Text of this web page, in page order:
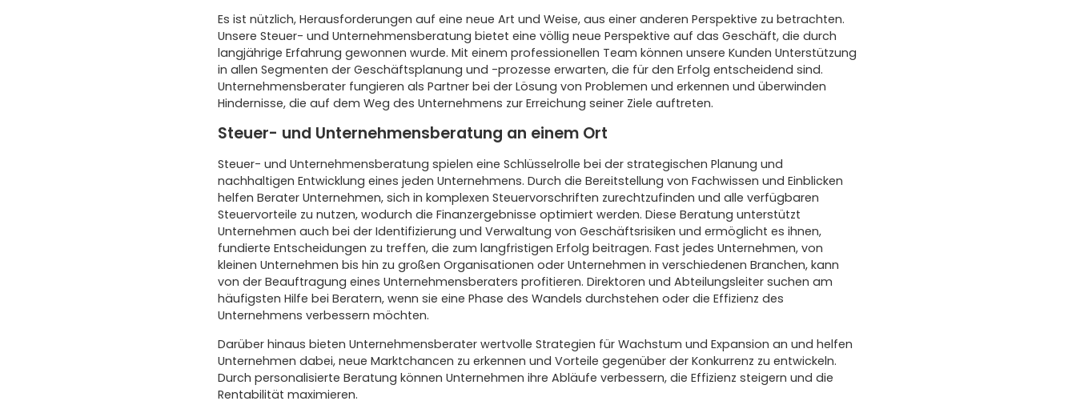
Es ist nützlich, Herausforderungen auf eine neue Art und Weise, aus einer anderen Perspektive zu betrachten.
Unsere Steuer- und Unternehmensberatung bietet eine völlig neue Perspektive auf das Geschäft, die durch
langjährige Erfahrung gewonnen wurde. Mit einem professionellen Team können unsere Kunden Unterstützung
in allen Segmenten der Geschäftsplanung und -prozesse erwarten, die für den Erfolg entscheidend sind.
Unternehmensberater fungieren als Partner bei der Lösung von Problemen und erkennen und überwinden
Hindernisse, die auf dem Weg des Unternehmens zur Erreichung seiner Ziele auftreten.
Steuer- und Unternehmensberatung an einem Ort
Steuer- und Unternehmensberatung spielen eine Schlüsselrolle bei der strategischen Planung und
nachhaltigen Entwicklung eines jeden Unternehmens. Durch die Bereitstellung von Fachwissen und Einblicken
helfen Berater Unternehmen, sich in komplexen Steuervorschriften zurechtzufinden und alle verfügbaren
Steuervorteile zu nutzen, wodurch die Finanzergebnisse optimiert werden. Diese Beratung unterstützt
Unternehmen auch bei der Identifizierung und Verwaltung von Geschäftsrisiken und ermöglicht es ihnen,
fundierte Entscheidungen zu treffen, die zum langfristigen Erfolg beitragen. Fast jedes Unternehmen, von
kleinen Unternehmen bis hin zu großen Organisationen oder Unternehmen in verschiedenen Branchen, kann
von der Beauftragung eines Unternehmensberaters profitieren. Direktoren und Abteilungsleiter suchen am
häufigsten Hilfe bei Beratern, wenn sie eine Phase des Wandels durchstehen oder die Effizienz des
Unternehmens verbessern möchten.
Darüber hinaus bieten Unternehmensberater wertvolle Strategien für Wachstum und Expansion an und helfen
Unternehmen dabei, neue Marktchancen zu erkennen und Vorteile gegenüber der Konkurrenz zu entwickeln.
Durch personalisierte Beratung können Unternehmen ihre Abläufe verbessern, die Effizienz steigern und die
Rentabilität maximieren.